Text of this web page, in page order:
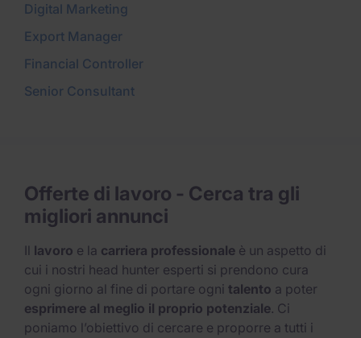
Digital Marketing
Export Manager
Financial Controller
Senior Consultant
Offerte di lavoro - Cerca tra gli
migliori annunci​
Il lavoro e la carriera professionale è un aspetto di
cui i nostri head hunter esperti si prendono cura
ogni giorno al fine di portare ogni talento a poter
esprimere al meglio il proprio potenziale. Ci
poniamo l’obiettivo di cercare e proporre a tutti i